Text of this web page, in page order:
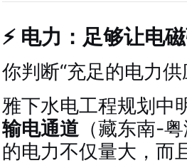
⚡ 电力：足够让电
你判断“充足的电力
雅下水电工程规划中
输电通道 （藏东南-
的电力不仅量大，而